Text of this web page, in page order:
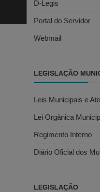
D-Legis
Portal do Servidor
Webmail
LEGISLAÇÃO
Leis Municipais e
Lei Orgânica
Regimento Interno
Diário Oficial dos
LEGISLAÇÃO